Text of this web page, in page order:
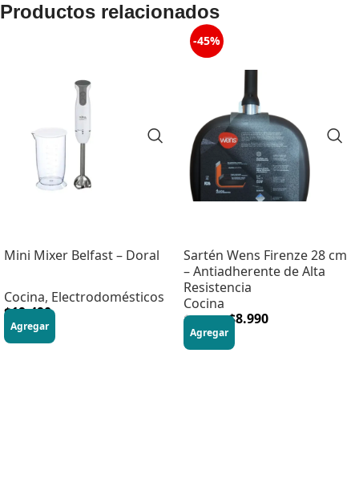
Productos relacionados
Mini Mixer Belfast – Doral
Cocina, Electrodomésticos
$19.490
Agregar
-45%
Sartén Wens Firenze 28 cm
– Antiadherente de Alta
Resistencia
Cocina
$16.470 $8.990
Agregar